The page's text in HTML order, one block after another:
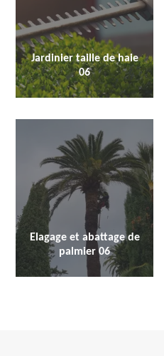
Jardinier taille de haie
06
Elagage et abattage de
palmier 06